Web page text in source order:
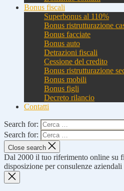
Bonus fiscali
Superbonus al 110%
Bonus ristrutturazione
Bonus facciate
Bonus auto
Detrazioni fiscali
Cessione del credito
Bonus ristrutturazione
Bonus mobili
Bonus figli
Decreto rilancio
Contatti
Search for:
Search for:
Close search
Dal 2000 il tuo riferimento online su
disposizione per consulenze aziendali